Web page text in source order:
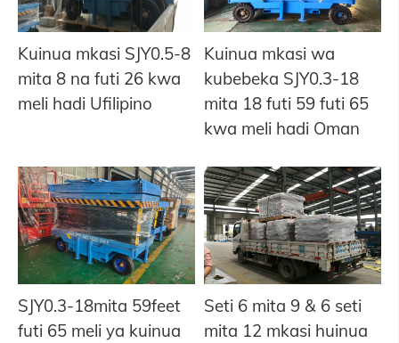
Kuinua mkasi SJY0.5-8
mita 8 na futi 26 kwa
meli hadi Ufilipino
Kuinua mkasi wa
kubebeka SJY0.3-18
mita 18 futi 59 futi 65
kwa meli hadi Oman
SJY0.3-18mita 59feet
futi 65 meli ya kuinua
Seti 6 mita 9 & 6 seti
mita 12 mkasi huinua